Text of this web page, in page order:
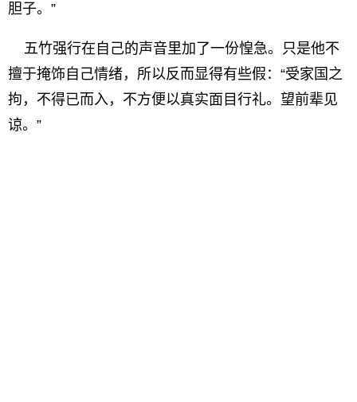
胆子。”
五竹强行在自己的声音里加了一份惶急。只是他不
擅于掩饰自己情绪，所以反而显得有些假：“受家国之
拘，不得已而入，不方便以真实面目行礼。望前辈见
谅。”